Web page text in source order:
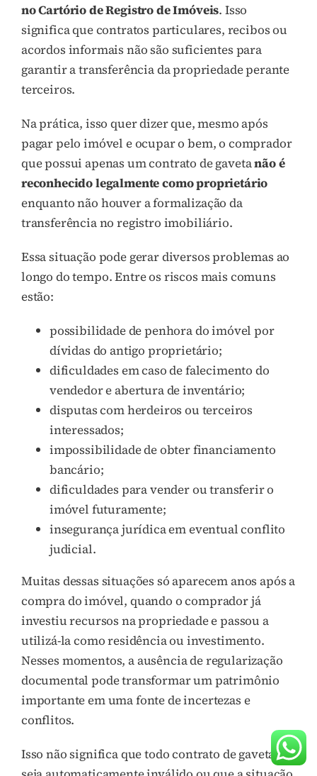
no Cartório de Registro de Imóveis. Isso
significa que contratos particulares, recibos ou
acordos informais não são suficientes para
garantir a transferência da propriedade perante
terceiros.
Na prática, isso quer dizer que, mesmo após
pagar pelo imóvel e ocupar o bem, o comprador
que possui apenas um contrato de gavetanão é
reconhecido legalmente como proprietário
enquanto não houver a formalização da
transferência no registro imobiliário.
Essa situação pode gerar diversos problemas ao
longo do tempo. Entre os riscos mais comuns
estão:
possibilidade de penhora do imóvel por
dívidas do antigo proprietário;
dificuldades em caso de falecimento do
vendedor e abertura de inventário;
disputas com herdeiros ou terceiros
interessados;
impossibilidade de obter financiamento
bancário;
dificuldades para vender ou transferir o
imóvel futuramente;
insegurança jurídica em eventual conflito
judicial.
Muitas dessas situações só aparecem anos após a
compra do imóvel, quando o comprador já
investiu recursos na propriedade e passou a
utilizá-la como residência ou investimento.
Nesses momentos, a ausência de regularização
documental pode transformar um patrimônio
importante em uma fonte de incertezas e
conflitos.
Isso não significa que todo contrato de gaveta